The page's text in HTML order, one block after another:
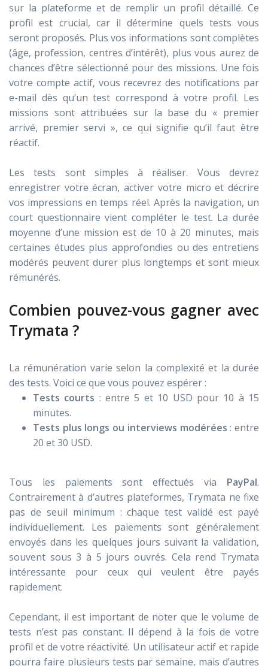
sur la plateforme et de remplir un profil détaillé. Ce
profil est crucial, car il détermine quels tests vous
seront proposés. Plus vos informations sont complètes
(âge, profession, centres d’intérêt), plus vous aurez de
chances d’être sélectionné pour des missions. Une fois
votre compte actif, vous recevrez des notifications par
e-mail dès qu’un test correspond à votre profil. Les
missions sont attribuées sur la base du « premier
arrivé, premier servi », ce qui signifie qu’il faut être
réactif.
Les tests sont simples à réaliser. Vous devrez
enregistrer votre écran, activer votre micro et décrire
vos impressions en temps réel. Après la navigation, un
court questionnaire vient compléter le test. La durée
moyenne d’une mission est de 10 à 20 minutes, mais
certaines études plus approfondies ou des entretiens
modérés peuvent durer plus longtemps et sont mieux
rémunérés.
Combien pouvez-vous gagner avec
Trymata ?
La rémunération varie selon la complexité et la durée
des tests. Voici ce que vous pouvez espérer :
Tests courts : entre 5 et 10 USD pour 10 à 15
minutes.
Tests plus longs ou interviews modérées : entre
20 et 30 USD.
Tous les paiements sont effectués via PayPal.
Contrairement à d’autres plateformes, Trymata ne fixe
pas de seuil minimum : chaque test validé est payé
individuellement. Les paiements sont généralement
envoyés dans les quelques jours suivant la validation,
souvent sous 3 à 5 jours ouvrés. Cela rend Trymata
intéressante pour ceux qui veulent être payés
rapidement.
Cependant, il est important de noter que le volume de
tests n’est pas constant. Il dépend à la fois de votre
profil et de votre réactivité. Un utilisateur actif et rapide
pourra faire plusieurs tests par semaine, mais d’autres